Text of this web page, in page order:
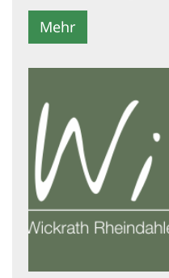
Mehr